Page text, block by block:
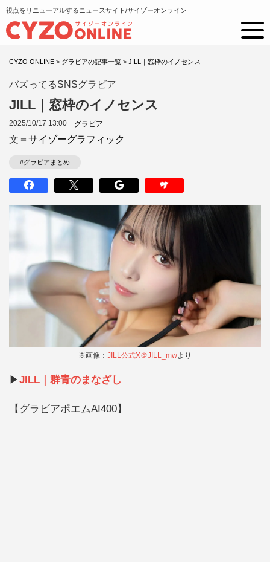
視点をリニューアルするニュースサイト/サイゾーオンライン
CYZO ONLINE > グラビアの記事一覧 > JILL｜窓枠のイノセンス
バズってるSNSグラビア
JILL｜窓枠のイノセンス
2025/10/17 13:00 グラビア
文＝ サイゾーグラフィック
#グラビアまとめ
※画像： JILL公式X＠JILL_mwより
▶︎JILL‎｜群青のまなざし
【グラビアポエムAI400】